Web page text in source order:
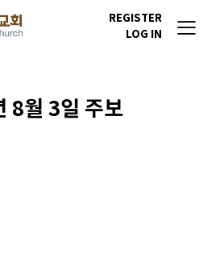
REGISTER
LOG IN
8월 3일 주보